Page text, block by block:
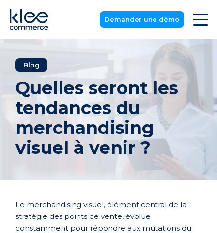
Demander une démo
Blog
Quelles seront les
tendances du
merchandising
visuel à venir ?
Le merchandising visuel, élément central de la
stratégie des points de vente, évolue
constamment pour répondre aux mutations du